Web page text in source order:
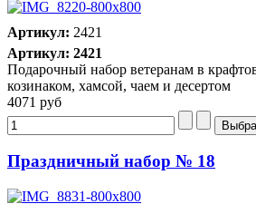
Артикул: 2421
Артикул: 2421
Подарочный набор ветеранам в
козинаком, хамсой, чаем и десертом
4071 руб
Праздничный набор № 18